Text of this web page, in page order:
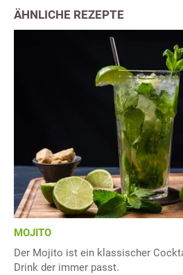
ÄHNLICHE REZEPTE
MOJITO
Der Mojito ist ein klassischer
Drink der immer passt.